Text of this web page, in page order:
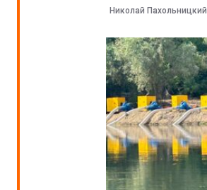
Николай Пахольницкий